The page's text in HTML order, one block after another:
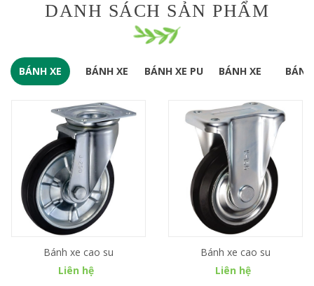
DANH SÁCH SẢN PHẨM
BÁNH XE BÁNH XE
INOX
BÁNH XE PU BÁNH XE
CÁC LOẠI
KHÁC
Bánh xe cao su
Liên hệ
Bánh xe cao su
Liên hệ